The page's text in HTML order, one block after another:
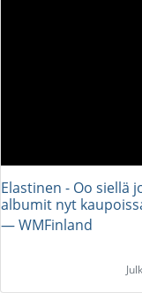
Elastinen - Oo siellä
albumit nyt
― WMFinland